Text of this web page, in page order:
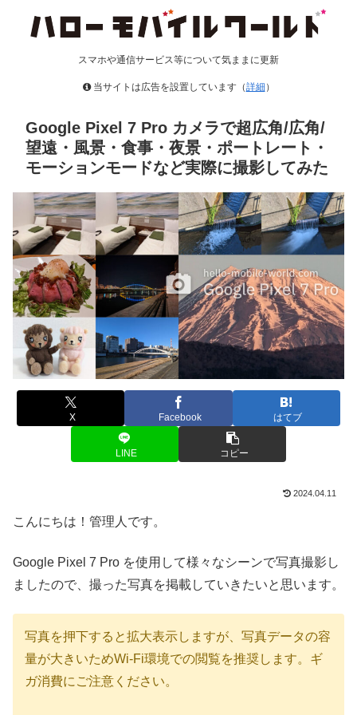
スマホや通信サービス等について気ままに更新
当サイトは広告を設置しています（詳細 ）
Google Pixel 7 Pro カメラで超広角/広角/
望遠・風景・食事・夜景・ポートレート・
モーションモードなど実際に撮影してみた
X Facebook はてブ
LINE コピー
2024.04.11
こんにちは！管理人です。
Google Pixel 7 Pro を使用して様々なシーンで写真撮影し
ましたので、撮った写真を掲載していきたいと思います。
写真を押下すると拡大表示しますが、写真データの容
量が大きいためWi-Fi環境での閲覧を推奨します。ギ
ガ消費にご注意ください。